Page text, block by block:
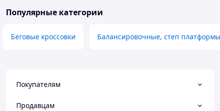
Популярные категории
Беговые кроссовки Балансировочные, степ платформы
Покупателям
Продавцам